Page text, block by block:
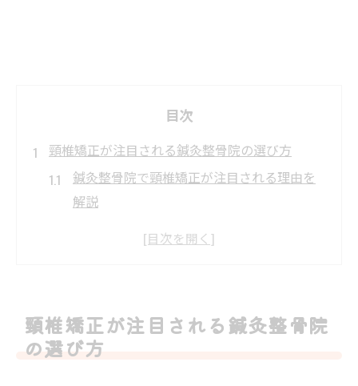
目次
頸椎矯正が注目される鍼灸整骨院の選び方
鍼灸整骨院で頸椎矯正が注目される理由を
解説
女性に人気の鍼灸整骨院の選び方と口コミ
活用法
頸椎矯正が注目される鍼灸整骨院
の選び方